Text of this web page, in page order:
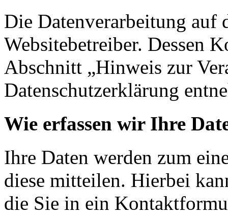
Die Datenverarbeitung auf
Websitebetreiber. Dessen
Abschnitt „Hinweis zur
Datenschutzerklärung
Wie erfassen wir Ihre
Ihre Daten werden zum
diese mitteilen. Hierbei
die Sie in ein